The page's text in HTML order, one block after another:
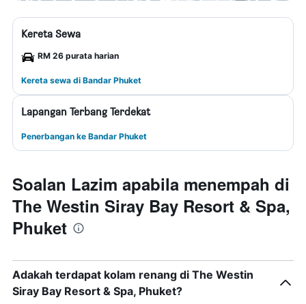
Kereta Sewa
RM 26 purata harian
Kereta sewa di Bandar Phuket
Lapangan Terbang Terdekat
Penerbangan ke Bandar Phuket
Soalan Lazim apabila menempah di
The Westin Siray Bay Resort & Spa,
Phuket
Adakah terdapat kolam renang di The Westin
Siray Bay Resort & Spa, Phuket?